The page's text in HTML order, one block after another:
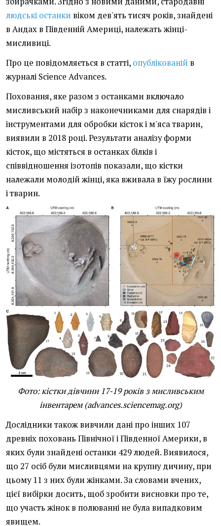
людські останки віком дев'ять тисяч років, знайдені
в Андах в Південній Америці, належать жінці-
мисливиці.
Про це повідомляється в статті, опублікованій в
журналі Science Advances.
Поховання, яке разом з останками включало
мисливський набір з наконечниками для снарядів і
інструментами для обробки кісток і м'яса тварин,
виявили в 2018 році. Результати аналізу форми
кісток, що містяться в останках білків і
співвідношення ізотопів показали, що кістки
належали молодій жінці, яка вживала в їжу рослини
і тварин.
Фото: кістки дівчини 17-19 років з мисливським
інвентарем (advances.sciencemag.org)
Дослідники також вивчили дані про інших 107
древніх поховань Північної і Південної Америки, в
яких були знайдені останки 429 людей. Виявилося,
що 27 осіб були мисливцями на крупну дичину, при
цьому 11 з них були жінками. За словами вчених,
цієї вибірки досить, щоб зробити висновки про те,
що участь жінок в полюванні не була випадковим
явищем.